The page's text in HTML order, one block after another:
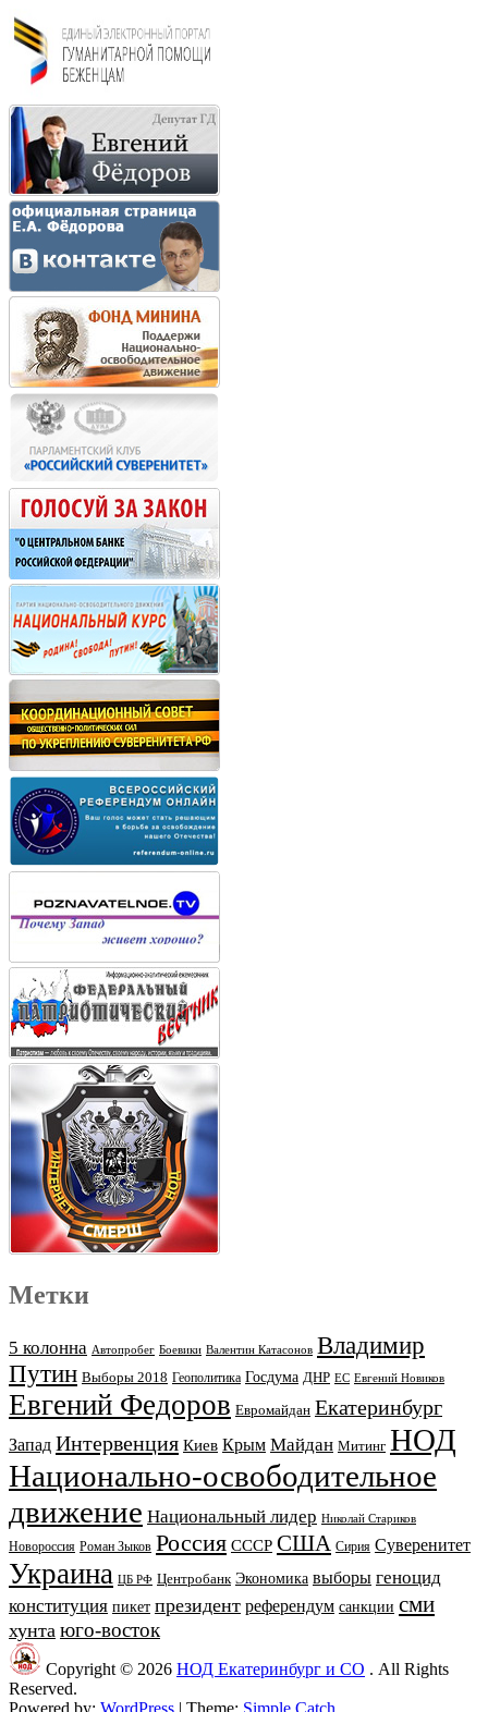
Метки
5 колонна Автопробег Боевики Валентин Катасонов Владимир
Путин Выборы 2018 Геополитика Госдума ДНР ЕС Евгений Новиков
Евгений Федоров Евромайдан Екатеринбург
Запад Интервенция Киев Крым Майдан Митинг НОД
Национально-освободительное
движение Национальный лидер Николай Стариков
Новороссия Роман Зыков Россия СССР США Сирия Суверенитет
Украина ЦБ РФ Центробанк Экономика выборы геноцид
конституция пикет президент референдум санкции сми
хунта юго-восток
Copyright © 2026 НОД Екатеринбург и СО . All Rights
Reserved.
Powered by: WordPress | Theme: Simple Catch